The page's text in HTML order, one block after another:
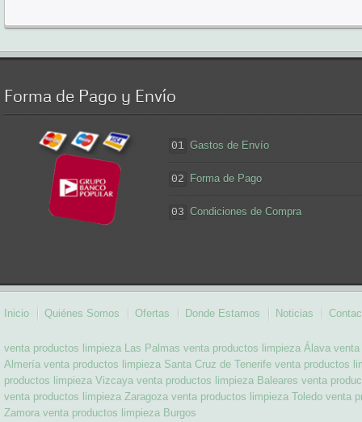
Forma de Pago y Envío
01 Gastos de Envío
02 Forma de Pago
03 Condiciones de Compra
Inicio Quiénes Somos Ofertas Donde Estamos Noticias
venta productos limpieza Las Palmas venta productos limpieza Álava venta
Almería venta productos limpieza Santa Cruz de Tenerife venta productos
productos limpieza Vizcaya venta productos limpieza Baleares venta
venta productos limpieza Zaragoza venta productos limpieza Toledo venta
Zamora venta productos limpieza Burgos